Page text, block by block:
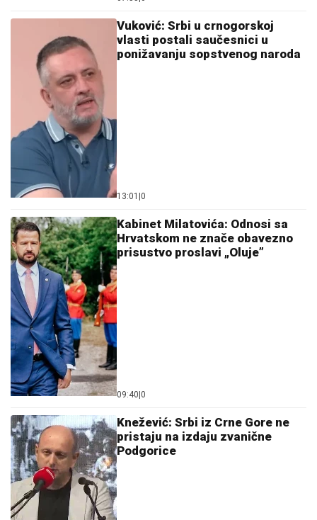
Vuković: Srbi u crnogorskoj
vlasti postali saučesnici u
ponižavanju sopstvenog naroda
13:01 |0
Kabinet Milatovića: Odnosi sa
Hrvatskom ne znače obavezno
prisustvo proslavi „Oluje”
09:40|0
Knežević: Srbi iz Crne Gore ne
pristaju na izdaju zvanične
Podgorice